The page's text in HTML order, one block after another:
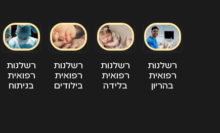
רשלנות
רפואית
בהריון
רשלנות
רפואית
בלידה
רשלנות
רפואית
בילודים
רשלנות
רפואית
בניתוח